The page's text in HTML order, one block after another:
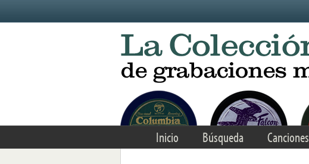
Inicio Búsqueda Canciones